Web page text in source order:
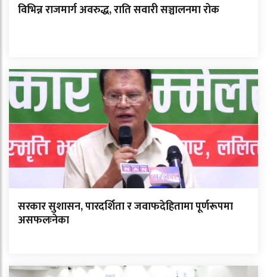
विभिन्न राजमार्ग अवरुद्ध, राति सवारी सञ्चालनमा रोक
सरकार सुशासन, पारदर्शिता र जवाफदेहितामा पूर्णरूपमा
असफलःनेका